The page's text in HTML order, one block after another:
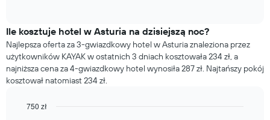
średnią
cenę
za
pokój
cenę
pokoju
dla
każdego
dnia
tygodnia
ma
Ile kosztuje hotel w Asturia na dzisiejszą noc?
Najlepsza oferta za 3-gwiazdkowy hotel w Asturia znaleziona przez
użytkowników KAYAK w ostatnich 3 dniach kosztowała 234 zł, a
najniższa cena za 4-gwiazdkowy hotel wynosiła 287 zł. Najtańszy pokój
kosztował natomiast 234 zł.
750 zł